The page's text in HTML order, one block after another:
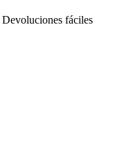
Devoluciones fáciles